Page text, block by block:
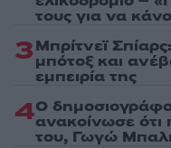
τους για να
3Μπρίτνεϊ
μπότοξ και
εμπειρία της
4Ο
ανακοίνωσε
του, Γωγώ